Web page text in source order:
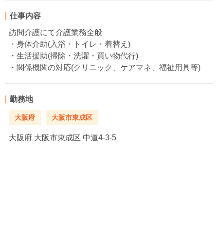
仕事内容
訪問介護にて介護業務全般
・身体介助(入浴・トイレ・着替え)
・生活援助(掃除・洗濯・買い物代行)
・関係機関の対応(クリニック、ケアマネ、福祉用具等)
勤務地
大阪府 大阪市東成区
大阪府 大阪市東成区 中道4‐3‐5